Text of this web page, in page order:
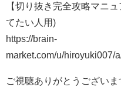
【切り抜き完全攻略マニ
てたい人用)
https://brain-
market.com/u/hiroyuki007/
ご視聴ありがとうございま